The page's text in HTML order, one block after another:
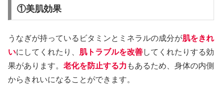
①美肌効果
うなぎが持っているビタミンとミネラルの成分が肌をきれ
いにしてくれたり、 肌トラブルを改善してくれたりする効
果があります。 老化を防止する力 もあるため、身体の内側
からきれいになることができます。